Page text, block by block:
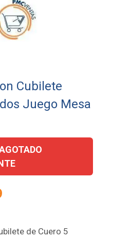
Cubilete
Juego Mesa
de Cuero 5